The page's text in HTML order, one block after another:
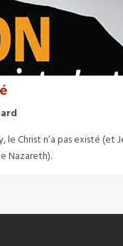
le Christ n’a pas existé (et
Nazareth).